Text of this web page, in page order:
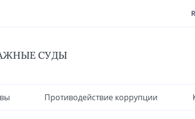
СУДЫ
Противодействие коррупции